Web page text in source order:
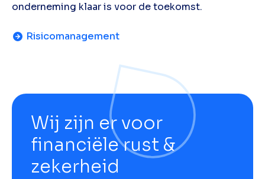
onderneming klaar is voor de toekomst.
Risicomanagement
Wij zijn er voor
financiële rust &
zekerheid